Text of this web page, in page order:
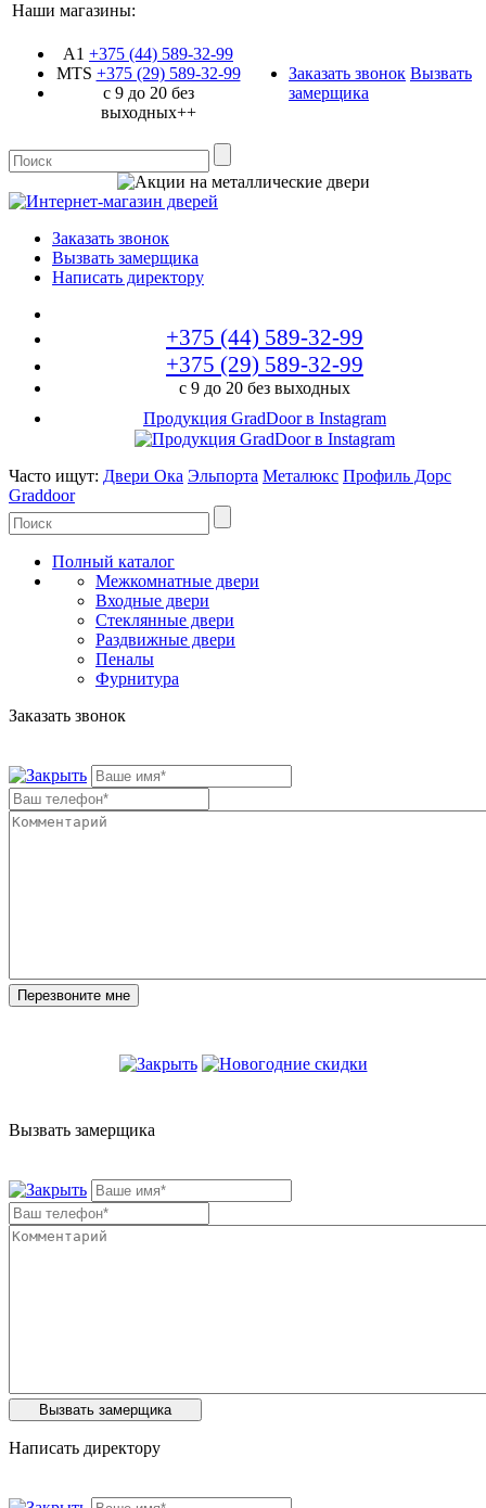
Наши магазины:
A1 +375 (44) 589-32-99
MTS +375 (29)589-32-99
с 9 до 20 без
выходных++
Заказать звонок Вызвать
замерщика
Заказать звонок
Вызвать замерщика
Написать директору
+375 (44) 589-32-99
+375 (29) 589-32-99
с 9 до 20 без выходных
Продукция GradDoor в Instagram
Часто ищут: Двери Ока Эльпорта Металюкс Профиль Дорс
Graddoor
Полный каталог
Межкомнатные двери
Входные двери
Стеклянные двери
Раздвижные двери
Пеналы
Фурнитура
Заказать звонок
Вызвать замерщика
Написать директору